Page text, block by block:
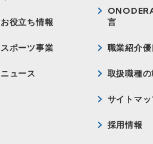
お役立ち情報
スポーツ事業
ニュース
言
職業紹介
取扱職種
サイトマ
採用情報